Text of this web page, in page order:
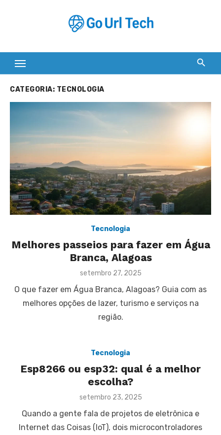
CATEGORIA: TECNOLOGIA
Tecnologia
Melhores passeios para fazer em Água
Branca, Alagoas
Posted
setembro 27, 2025
O que fazer em Água Branca, Alagoas? Guia com as
melhores opções de lazer, turismo e serviços na
região.
Tecnologia
Esp8266 ou esp32: qual é a melhor
escolha?
Posted
setembro 23, 2025
Quando a gente fala de projetos de eletrônica e
Internet das Coisas (IoT), dois microcontroladores